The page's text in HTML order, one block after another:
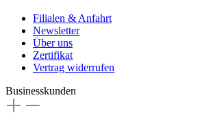
Filialen & Anfahrt
Newsletter
Über uns
Zertifikat
Vertrag widerrufen
Businesskunden